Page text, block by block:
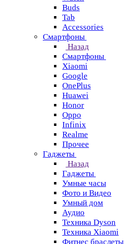
Buds
Tab
Accessories
Смартфоны
Назад
Смартфоны
Xiaomi
Google
OnePlus
Huawei
Honor
Oppo
Infinix
Realme
Прочее
Гаджеты
Назад
Гаджеты
Умные часы
Фото и Видео
Умный дом
Аудио
Техника Dyson
Техника Xiaomi
Фитнес браслеты